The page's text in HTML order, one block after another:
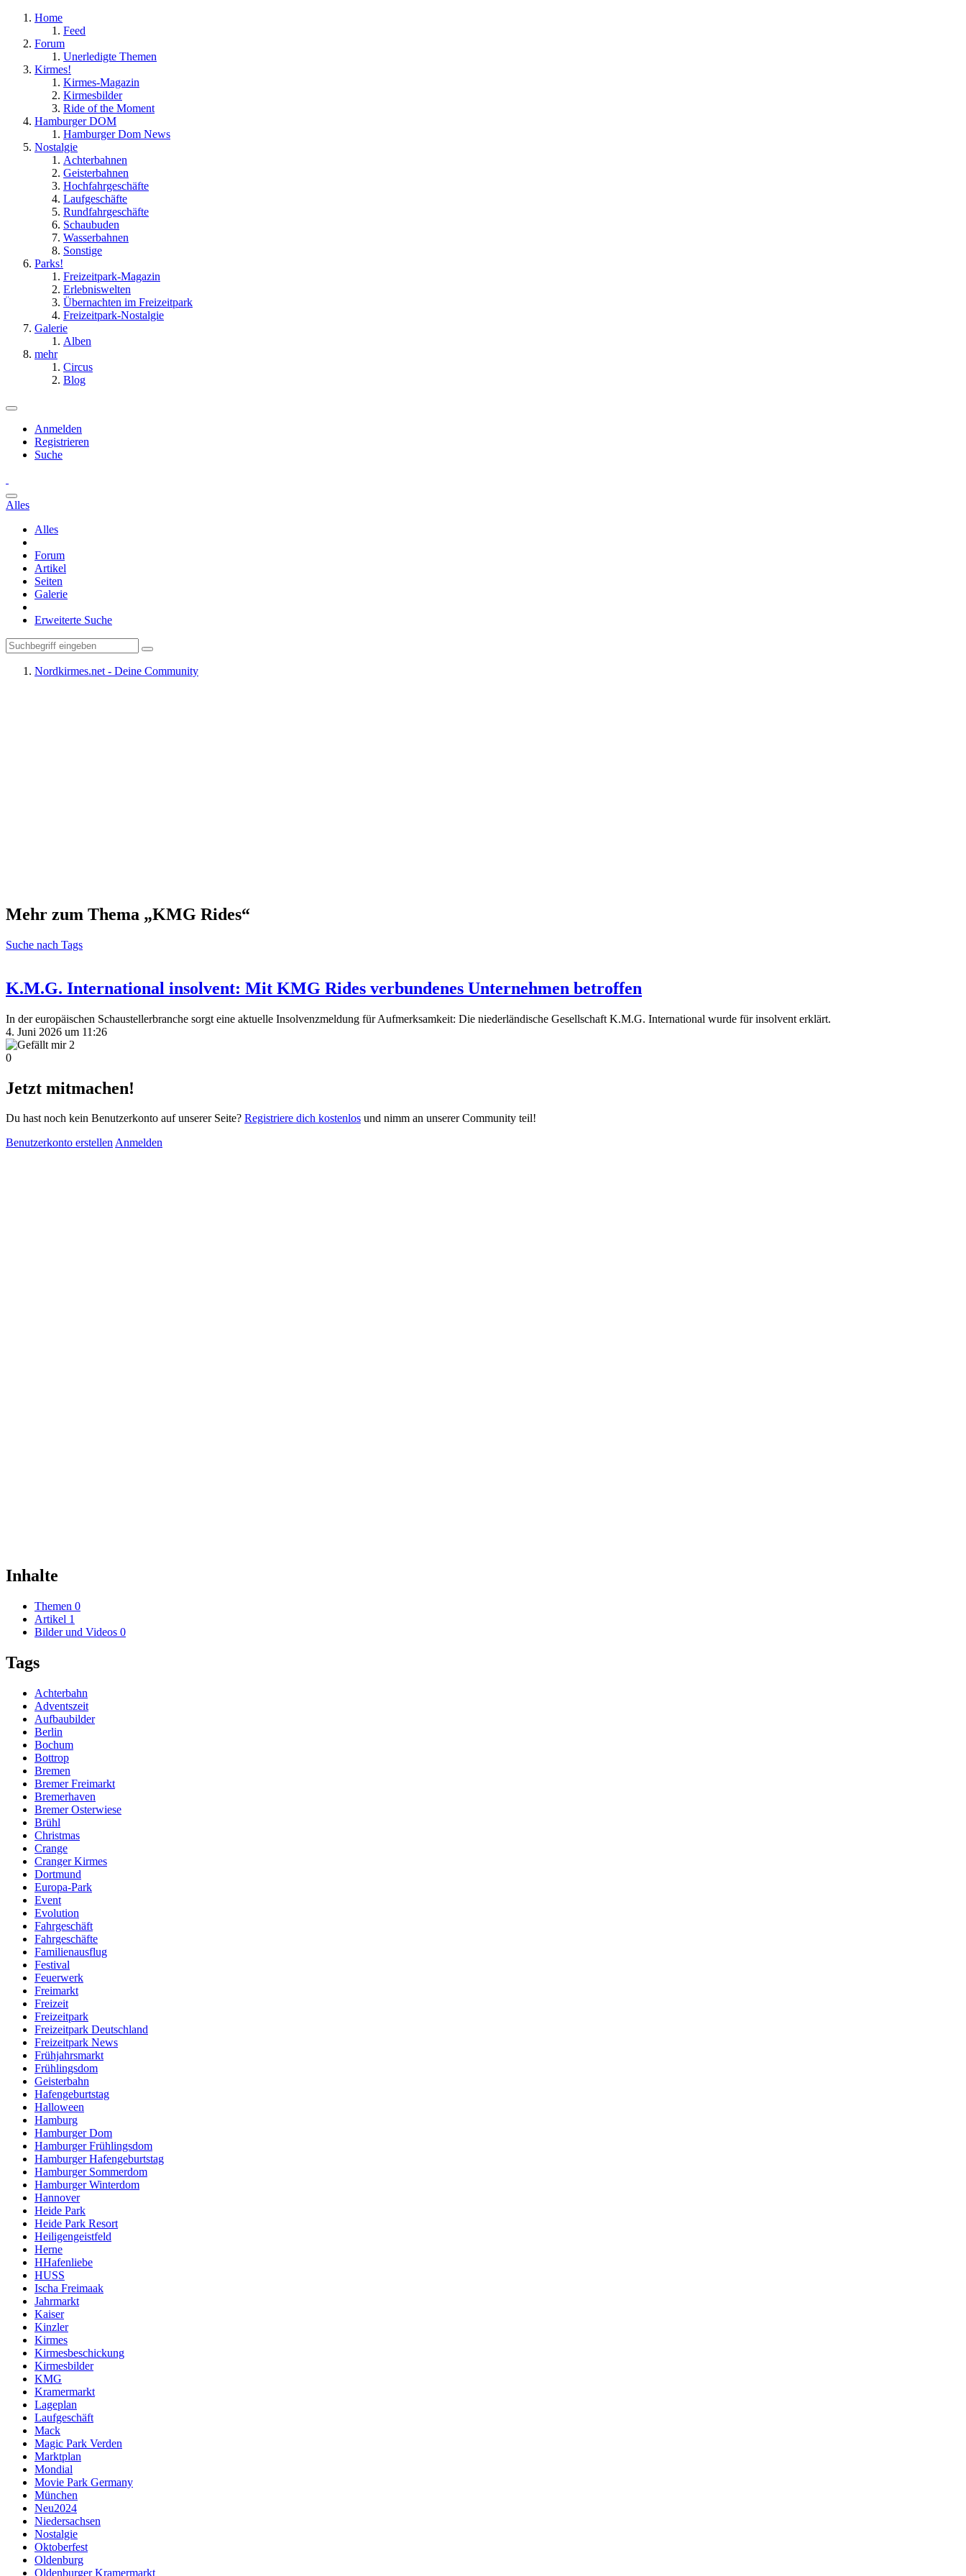
Home
Feed
Forum
Unerledigte Themen
Kirmes!
Kirmes-Magazin
Kirmesbilder
Ride of the Moment
Hamburger DOM
Hamburger Dom News
Nostalgie
Achterbahnen
Geisterbahnen
Hochfahrgeschäfte
Laufgeschäfte
Rundfahrgeschäfte
Schaubuden
Wasserbahnen
Sonstige
Parks!
Freizeitpark-Magazin
Erlebniswelten
Übernachten im Freizeitpark
Freizeitpark-Nostalgie
Galerie
Alben
mehr
Circus
Blog
Anmelden
Registrieren
Suche
Alles
Alles
Forum
Artikel
Seiten
Galerie
Erweiterte Suche
Nordkirmes.net - Deine Community
Mehr zum Thema „KMG Rides“
Suche nach Tags
K.M.G. International insolvent: Mit KMG Rides verbundenes Unternehmen betroffen
In der europäischen Schaustellerbranche sorgt eine aktuelle Insolvenzmeldung für Aufmerksamkeit: Die niederländische Gesellschaft K.M.G. International wurde für insolvent erklärt.
4. Juni 2026 um 11:26
2
0
Jetzt mitmachen!
Du hast noch kein Benutzerkonto auf unserer Seite? Registriere dich kostenlos und nimm an unserer Community teil!
Benutzerkonto erstellenAnmelden
Inhalte
Themen 0
Artikel 1
Bilder und Videos 0
Tags
Achterbahn
Adventszeit
Aufbaubilder
Berlin
Bochum
Bottrop
Bremen
Bremer Freimarkt
Bremerhaven
Bremer Osterwiese
Brühl
Christmas
Crange
Cranger Kirmes
Dortmund
Europa-Park
Event
Evolution
Fahrgeschäft
Fahrgeschäfte
Familienausflug
Festival
Feuerwerk
Freimarkt
Freizeit
Freizeitpark
Freizeitpark Deutschland
Freizeitpark News
Frühjahrsmarkt
Frühlingsdom
Geisterbahn
Hafengeburtstag
Halloween
Hamburg
Hamburger Dom
Hamburger Frühlingsdom
Hamburger Hafengeburtstag
Hamburger Sommerdom
Hamburger Winterdom
Hannover
Heide Park
Heide Park Resort
Heiligengeistfeld
Herne
HHafenliebe
HUSS
Ischa Freimaak
Jahrmarkt
Kaiser
Kinzler
Kirmes
Kirmesbeschickung
Kirmesbilder
KMG
Kramermarkt
Lageplan
Laufgeschäft
Mack
Magic Park Verden
Marktplan
Mondial
Movie Park Germany
München
Neu2024
Niedersachsen
Nostalgie
Oktoberfest
Oldenburg
Oldenburger Kramermarkt